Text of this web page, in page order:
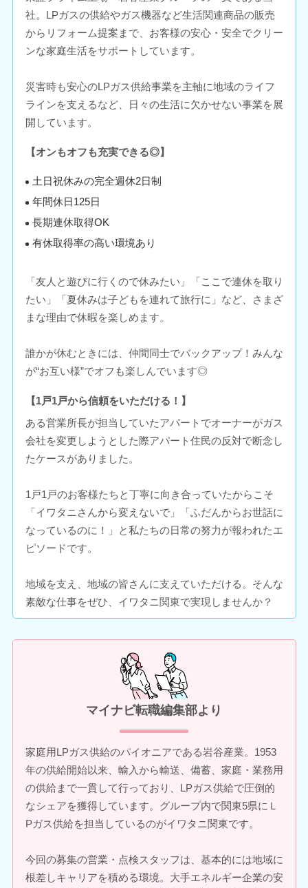
社。LPガスの供給やガス機器など生活関連商品の販売
からリフォーム提案まで、お客様の安心・安全でクリー
ンな家庭生活をサポートしています。
災害時も安心のLPガス供給事業を主軸に地域のライフ
ラインを支えるなど、日々の生活に欠かせない事業を展
開しています。
【オンもオフも充実できる◎】
土日祝休みの完全週休2日制
年間休日125日
長期連休取得OK
有休取得率の高い環境あり
「友人と遊びに行くので休みたい」「ここで連休を取り
たい」「夏休みは子どもを連れて旅行に」など、さまざ
まな理由で休暇を楽しめます。
誰かが休むときには、仲間同士でバックアップ！みんな
が“お互い様”でオフも楽しんでいます◎
【1戸1戸から信頼をいただける！】
ある営業所長が担当していたアパートでオーナーがガス
会社を変更しようとした際アパート住民の反対で断念し
たケースがありました。
1戸1戸のお客様たちと丁寧に向き合っていたからこそ
「イワタニさんから変えないで」「ふだんからお世話に
なっているのに！」と私たちの日常の努力が報われたエ
ピソードです。
地域を支え、地域の皆さんに支えていただける。そんな
素敵な仕事をぜひ、イワタニ関東で実現しませんか？
マイナビ転職編集部より
家庭用LPガス供給のパイオニアである岩谷産業。1953
年の供給開始以来、輸入から輸送、備蓄、家庭・業務用
の供給まで一貫して行っており、LPガス供給で圧倒的
なシェアを獲得しています。グループ内で関東5県にＬ
Pガス供給を担当しているのがイワタニ関東です。
今回の募集の営業・点検スタッフは、基本的には地域に
根差しキャリアを積める環境。大手エネルギー企業の安